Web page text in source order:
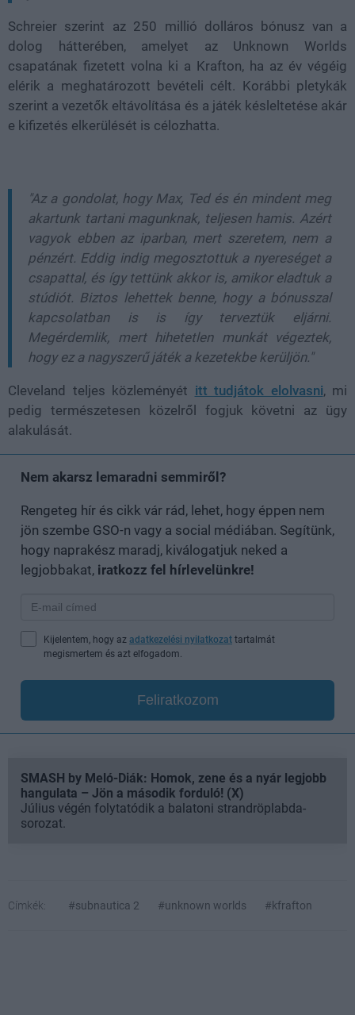
Schreier szerint az 250 millió dolláros bónusz van a
dolog hátterében, amelyet az Unknown Worlds
csapatának fizetett volna ki a Krafton, ha az év végéig
elérik a meghatározott bevételi célt. Korábbi pletykák
szerint a vezetők eltávolítása és a játék késleltetése akár
e kifizetés elkerülését is célozhatta.
"Az a gondolat, hogy Max, Ted és én mindent meg
akartunk tartani magunknak, teljesen hamis. Azért
vagyok ebben az iparban, mert szeretem, nem a
pénzért. Eddig indig megosztottuk a nyereséget a
csapattal, és így tettünk akkor is, amikor eladtuk a
stúdiót. Biztos lehettek benne, hogy a bónusszal
kapcsolatban is is így terveztük eljárni.
Megérdemlik, mert hihetetlen munkát végeztek,
hogy ez a nagyszerű játék a kezetekbe kerüljön."
Cleveland teljes közleményét itt tudjátok elolvasni, mi
pedig természetesen közelről fogjuk követni az ügy
alakulását.
Nem akarsz lemaradni semmiről?
Rengeteg hír és cikk vár rád, lehet, hogy éppen nem
jön szembe GSO-n vagy a social médiában. Segítünk,
hogy naprakész maradj, kiválogatjuk neked a
legjobbakat, iratkozz fel hírlevelünkre!
Kijelentem, hogy az adatkezelési nyilatkozat tartalmát
megismertem és azt elfogadom.
Feliratkozom
SMASH by Meló-Diák: Homok, zene és a nyár legjobb
hangulata – Jön a második forduló! (X)
Július végén folytatódik a balatoni strandröplabda-
sorozat.
Címkék: #subnautica 2 #unknown worlds #kfrafton